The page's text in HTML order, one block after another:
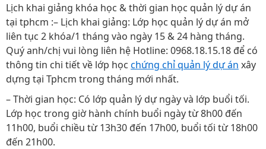
Lịch khai giảng khóa học & thời gian học quản lý dự án
tại tphcm :– Lịch khai giảng: Lớp học quản lý dự án mở
liên tục 2 khóa/1 tháng vào ngày 15 & 24 hàng tháng.
Quý anh/chị vui lòng liên hệ Hotline: 0968.18.15.18 để có
thông tin chi tiết về lớp học chứng chỉ quản lý dự án xây
dựng tại Tphcm trong tháng mới nhất.
– Thời gian học: Có lớp quản lý dự ngày và lớp buổi tối.
Lớp học trong giờ hành chính buổi ngày từ 8h00 đến
11h00, buổi chiều từ 13h30 đến 17h00, buổi tối từ 18h00
đến 21h00.